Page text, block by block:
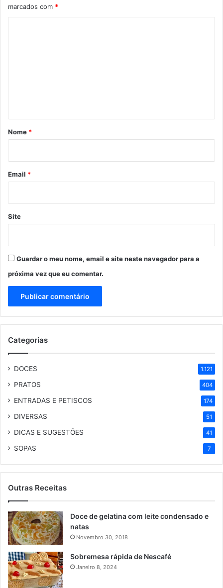
marcados com *
r
*
Nome *
Email *
Site
Guardar o meu nome, email e site neste navegador para a
próxima vez que eu comentar.
Categorias
DOCES 1.121
PRATOS 404
ENTRADAS E PETISCOS 174
DIVERSAS 51
DICAS E SUGESTÕES 41
SOPAS 7
Outras Receitas
Doce de gelatina com leite condensado e
natas
Novembro 30, 2018
Sobremesa rápida de Nescafé
Janeiro 8, 2024